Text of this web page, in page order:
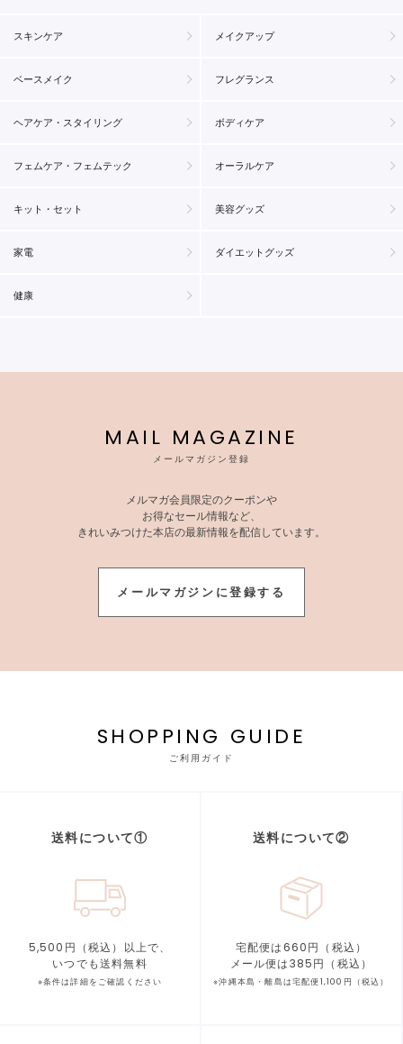
スキンケア メイクアップ
ベースメイク フレグランス
ヘアケア・スタイリング ボディケア
フェムケア・フェムテック オーラルケア
キット・セット 美容グッズ
家電 ダイエットグッズ
健康
MAIL MAGAZINE
メールマガジン登録
メルマガ会員限定のクーポンや
お得なセール情報など、
きれいみつけた本店の最新情報を配信しています。
メールマガジンに登録する
SHOPPING GUIDE
ご利用ガイド
送料について①
5,500円（税込）以上で、
いつでも送料無料
※条件は詳細をご確認ください
送料について②
宅配便は660円（税込）
メール便は385円（税込）
※沖縄本島・離島は宅配便1,100円（税込）